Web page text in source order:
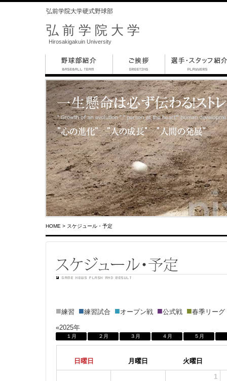
弘前学院大学硬式野球部
弘前学院大学
Hirosakigakuin University
HOME > スケジュール・予定
■練習 ■練習試合 ■オープン戦 ■公式戦 ■春季リー
«2025年
１月 ２月 ３月 ４月 ５月
日曜日 月曜日 火曜日
1